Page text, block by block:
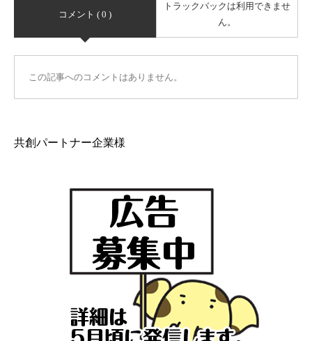
コメント ( 0 )
トラックバックは利用できませ
ん。
この記事へのコメントはありません。
共創パートナー企業様